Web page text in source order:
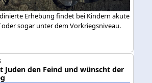
Erhebung findet bei Kindern akute
sogar unter dem Vorkriegsniveau.
Juden den Feind und wünscht der